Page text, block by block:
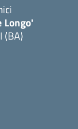
Longo'
(BA)